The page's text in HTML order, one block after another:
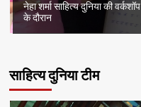
नेहा शर्मा साहित्य दुनिया की वर्कशॉप
के दौरान
साहित्य दुनिया टीम